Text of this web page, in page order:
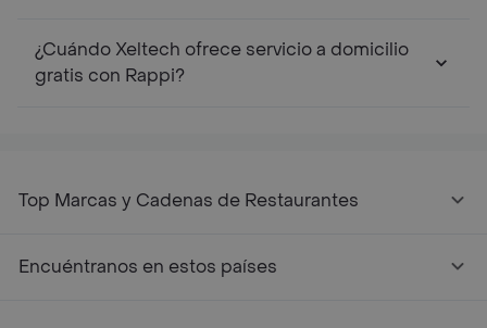
¿Cuándo Xeltech ofrece servicio a domicilio
gratis con Rappi?
Top Marcas y Cadenas de Restaurantes
Encuéntranos en estos países